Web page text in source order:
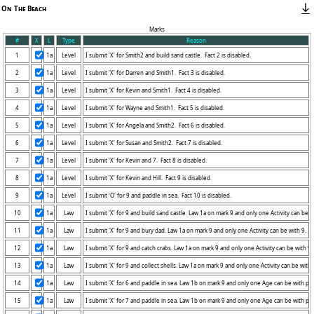
On The Beach
Marks
#
X L Type
Reason
1
1a Level
2 1a Level
3 1a Level
4 1a Level
5 1a Level
6 1a Level
7 1a Level
8 1a Level
9 1a Level
10 1a Law
11 1a Law
12 1a Law
13 1a Law
14 1a Law
15 1a Law